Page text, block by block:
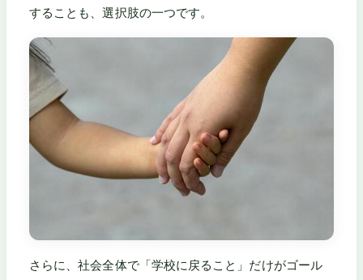
することも、選択肢の一つです。
さらに、社会全体で「学校に戻ること」だけがゴール